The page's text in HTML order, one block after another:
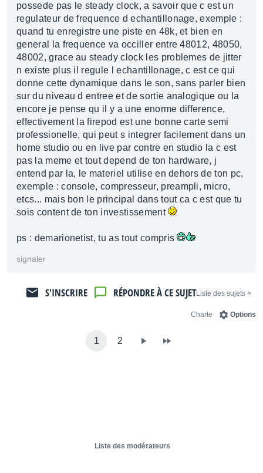
possede pas le steady clock, a savoir que c est un
regulateur de frequence d echantillonage, exemple :
quand tu enregistre une piste en 48k, et bien en
general la frequence va occiller entre 48012, 48050,
48002, grace au steady clock les problemes de jitter
n existe plus il regule l echantillonage, c est ce qui
donne cette dynamique dans le son, sans parler bien
sur du niveau d entree et de sortie analogique ou la
encore je pense qu il y a une enorme difference,
effectivement la firepod est une bonne carte semi
professionelle, qui peut s integrer facilement dans un
home studio ou en live par contre en studio la c est
pas la meme et tout depend de ton hardware, j
entend par la, le materiel utilise en dehors de ton pc,
exemple : console, compresseur, preampli, micro,
etcs... mais bon le principal dans tout ca c est que tu
sois content de ton investissement
ps : demarionetist, tu as tout compris
signaler
< Liste des sujets
RÉPONDRE À CE SUJET
S'INSCRIRE
Options
Charte
1 2
Liste des modérateurs